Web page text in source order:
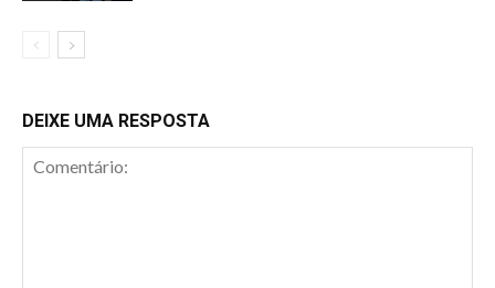
DEIXE UMA RESPOSTA